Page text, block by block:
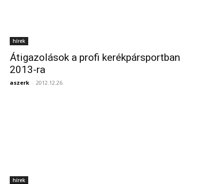
hírek
Átigazolások a profi kerékpársportban
2013-ra
aszerk - 2012.12.26.
hírek